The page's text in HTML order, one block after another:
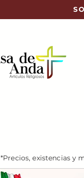
*Precios, existencias y